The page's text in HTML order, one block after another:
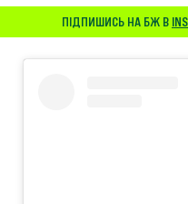
ПІДПИШИСЬ НА БЖ В